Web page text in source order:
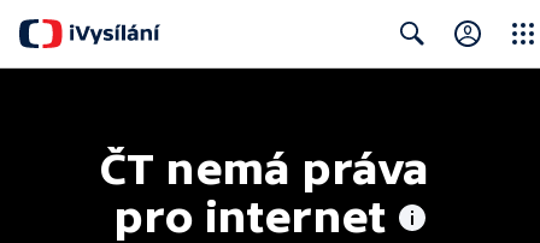
ČT nemá práva
pro internet